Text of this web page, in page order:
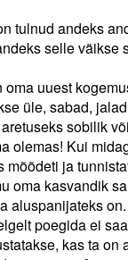
tulnud andeks
selle väikse
uuest
üle, sabad,
sobilik
olemas! Kui
ja
oma kasvandik
aluspanijateks on.
poegida ei
kas ta